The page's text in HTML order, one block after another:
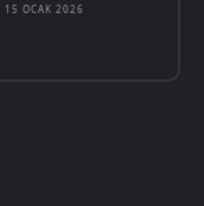
15 OCAK 2026